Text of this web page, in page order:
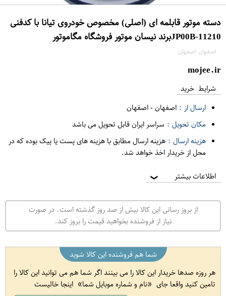
دسته موتور قابلمه ای (اصلی) مخصوص خودروی تیانا با کدفنی
11210-JP00Bبرند نیسان موتور فروشگاه مگاموتور
اصفهان اصفهان
mojee.ir
شرایط خرید
ارسال از : اصفهان-اصفهان
مکان تحویل : سراسر ایران قابل تحویل می باشد
هزینه ارسال : هزینه ارسال مطابق با هزینه های پست یا پیک بوده که در
محل از خریدار اخذ خواهد شد.
اطلاعات بیشتر ❯
از بروز رسانی این کالا بیش از صد روز گذشته است. در صورت
نیاز از فروشنده بخواهید قیمت را بروز کند.
شما هم فروشنده این کالا شوید
هر روزه صدها خریدار این کالا را می بینند اگر شما هم می توانید این کالا را
تامین کنید واقعا جای
نام و شماره موبایل شما اینجا خالیست